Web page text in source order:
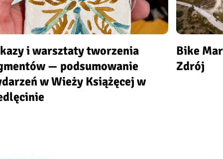
i warsztaty tworzenia
— podsumowanie
w Wieży Książęcej w
Bike
Zdrój